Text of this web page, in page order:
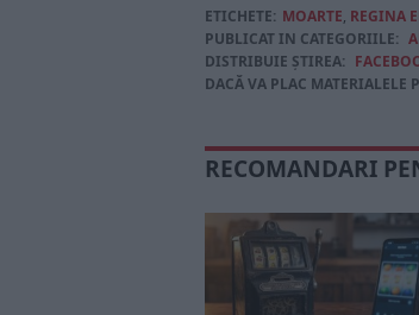
ETICHETE: MOARTE, REGINA
PUBLICAT IN CATEGORIILE:
DISTRIBUIE ȘTIREA:
DACĂ VA PLAC
RECOMANDARI